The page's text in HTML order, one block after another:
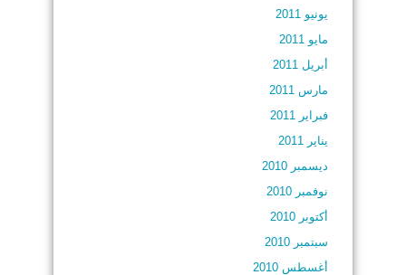
يونيو 2011
مايو 2011
أبريل 2011
مارس 2011
فبراير 2011
يناير 2011
ديسمبر 2010
نوفمبر 2010
أكتوبر 2010
سبتمبر 2010
أغسطس 2010